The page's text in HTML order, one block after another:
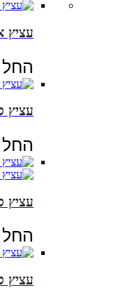
עציץ
עציץ
עציץ
עציץ